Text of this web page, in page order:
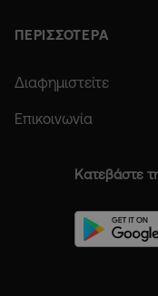
ΠΕΡΙΣΣΟΤΕΡΑ
Διαφημιστείτε
Επικοινωνία
Κατεβάστε